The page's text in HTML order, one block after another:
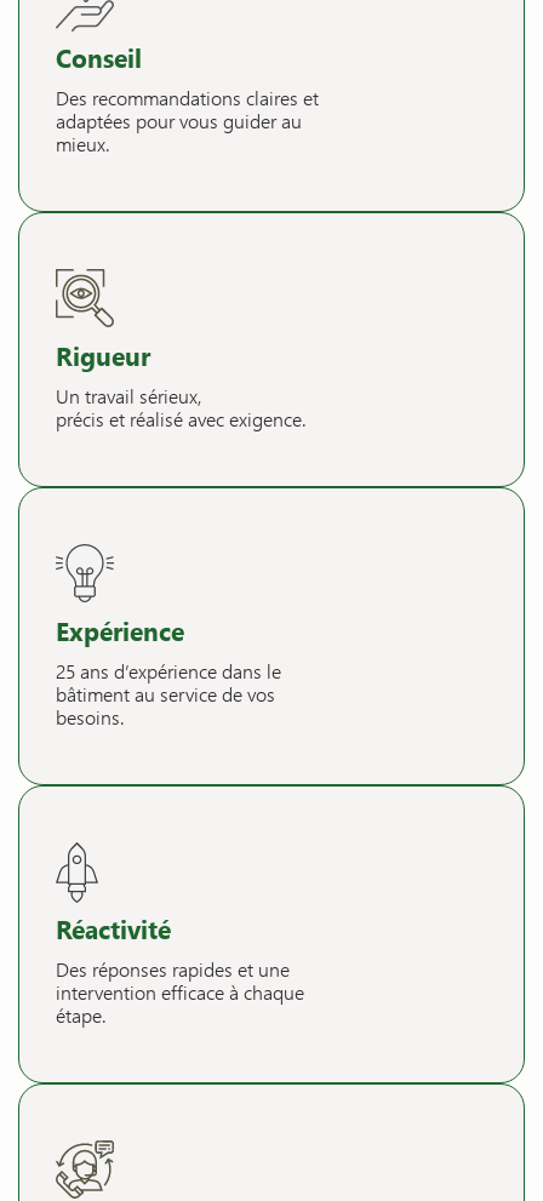
Conseil
Des recommandations claires et
adaptées pour vous guider au
mieux.
Rigueur
Un travail sérieux,
précis et réalisé avec exigence.
Expérience
25 ans d’expérience dans le
bâtiment au service de vos
besoins.
Réactivité
Des réponses rapides et une
intervention efficace à chaque
étape.